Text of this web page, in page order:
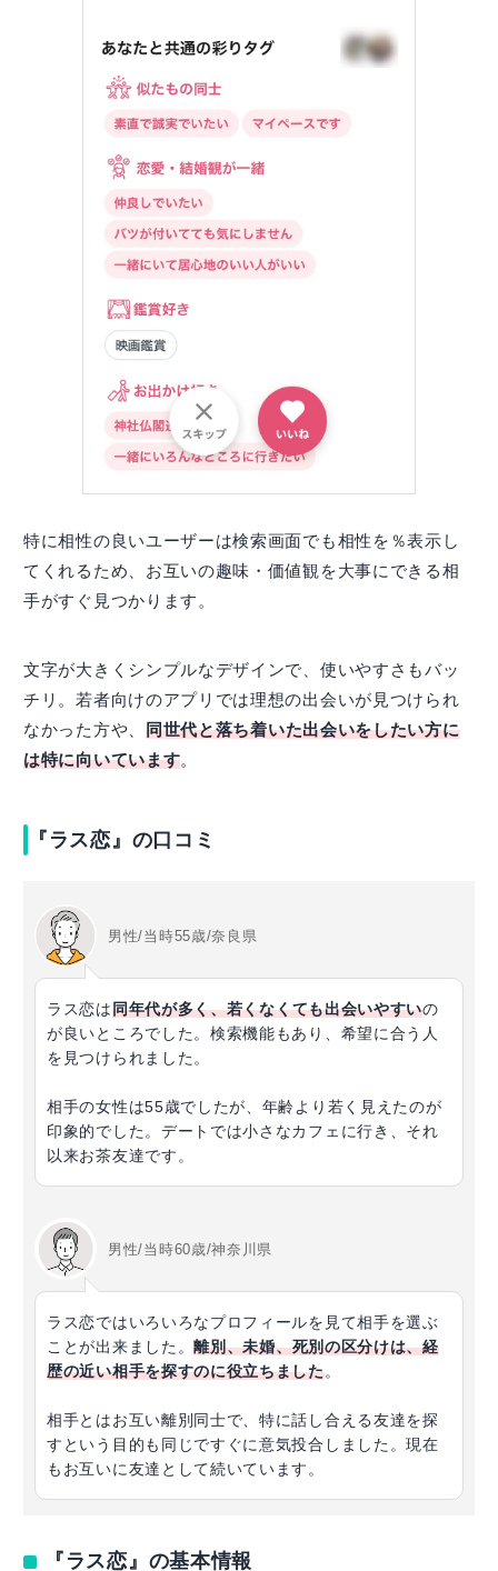
特に相性の良いユーザーは検索画面でも相性を％表示し
てくれるため、お互いの趣味・価値観を大事にできる相
手がすぐ見つかります。
文字が大きくシンプルなデザインで、使いやすさもバッ
チリ。若者向けのアプリでは理想の出会いが見つけられ
なかった方や、 同世代と落ち着いた出会いをしたい方に
は特に向いています。
『ラス恋』の口コミ
男性/当時55歳/奈良県
ラス恋は同年代が多く、若くなくても出会いやすいの
が良いところでした。検索機能もあり、希望に合う人
を見つけられました。
相手の女性は55歳でしたが、年齢より若く見えたのが
印象的でした。デートでは小さなカフェに行き、それ
以来お茶友達です。
男性/当時60歳/神奈川県
ラス恋ではいろいろなプロフィールを見て相手を選ぶ
ことが出来ました。離別、未婚、死別の区分けは、経
歴の近い相手を探すのに役立ちました。
相手とはお互い離別同士で、特に話し合える友達を探
すという目的も同じですぐに意気投合しました。現在
もお互いに友達として続いています。
『ラス恋』の基本情報